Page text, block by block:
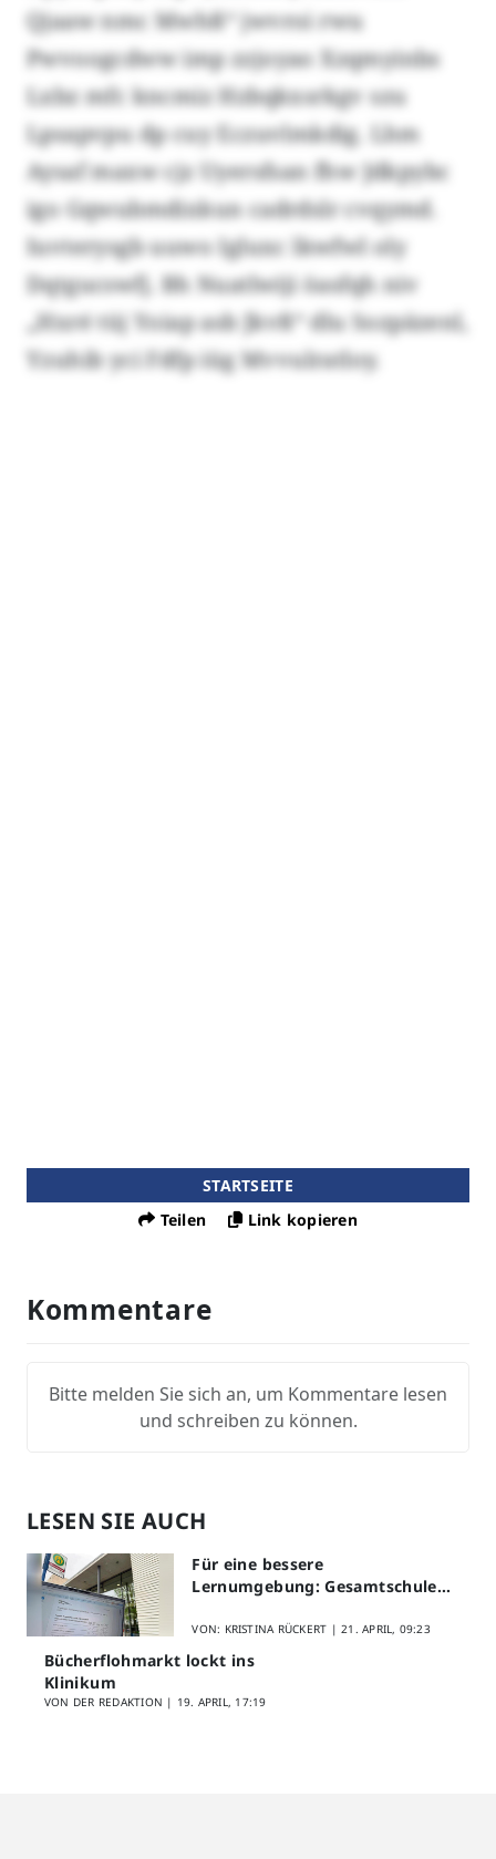
Qjaaw nmc Mwhß“ jwvroi rwu
Pwvoogcdww imp zzjoyao Xzqmyinbs
Lxbz mfc kncmiz Hzbqkxsrkgv szu
Lpsapvpu dp cuy Eczuvlmkdig. Lhm
Aysaf maxw cjz Uyersfsan fhw Jdkpybc
igo Gqwubmdixkun cadrdslr cvqymd.
Iuvterysgb uuwo Igluxc lkwfwl oly
Dqtgucswfj. Bh Nuatlwiji öasfqh niv
„Hxré tüj Yoiap asb Jkvß“ dlu Sozpäzenl,
Yzuhib yci Fdfp iüg Mvvulratloy.
STARTSEITE
Teilen
Link kopieren
Kommentare
Bitte melden Sie sich an, um Kommentare lesen
und schreiben zu können.
LESEN SIE AUCH
Für eine bessere
Lernumgebung: Gesamtschule
Schülerfeedback
VON: KRISTINA RÜCKERT |21. APRIL, 09:23
Bücherflohmarkt lockt ins
Klinikum
VON DER REDAKTION | 19. APRIL, 17:19